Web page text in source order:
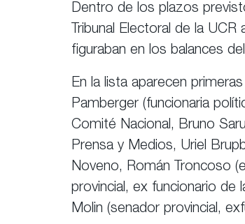
Dentro de los plazos
Tribunal Electoral de la
figuraban en los balances
En la lista aparecen
Pamberger (funcionaria
Comité Nacional, Bruno
Prensa y Medios, Uriel
Noveno, Román Troncoso
provincial, ex funcionario de
Molin (senador provincial,